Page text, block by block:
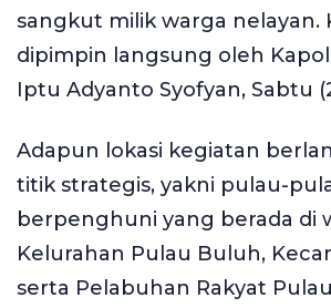
sangkut milik warga nelayan.
dipimpin langsung oleh
Iptu Adyanto Syofyan, Sabtu
Adapun lokasi kegiatan
titik strategis, yakni pulau-
berpenghuni yang berada di
Kelurahan Pulau Buluh,
serta Pelabuhan Rakyat